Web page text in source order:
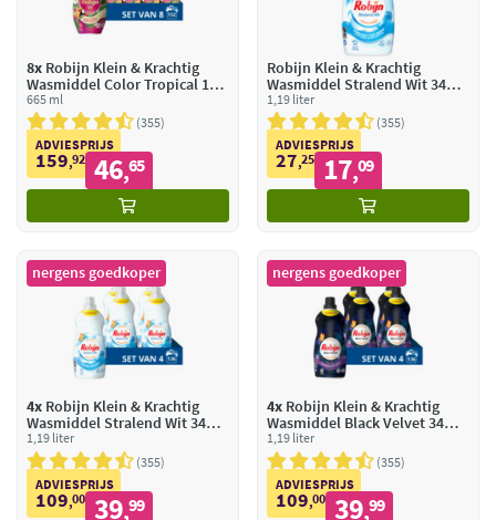
8x Robijn Klein & Krachtig
Wasmiddel Color Tropical 19
Wasbeurten
665 ml
355
ADVIESPRIJS
159,92 46,65
Robijn Klein & Krachtig
Wasmiddel Stralend Wit 34
Wasbeurten
1,19 liter
355
ADVIESPRIJS
27,25 17,09
nergens goedkoper
4x Robijn Klein & Krachtig
Wasmiddel Stralend Wit 34
Wasbeurten
1,19 liter
355
ADVIESPRIJS
109,00 39,99
nergens goedkoper
4xRobijn Klein & Krachtig
Wasmiddel Black Velvet 34
Wasbeurten
1,19 liter
355
ADVIESPRIJS
109,00 39,99